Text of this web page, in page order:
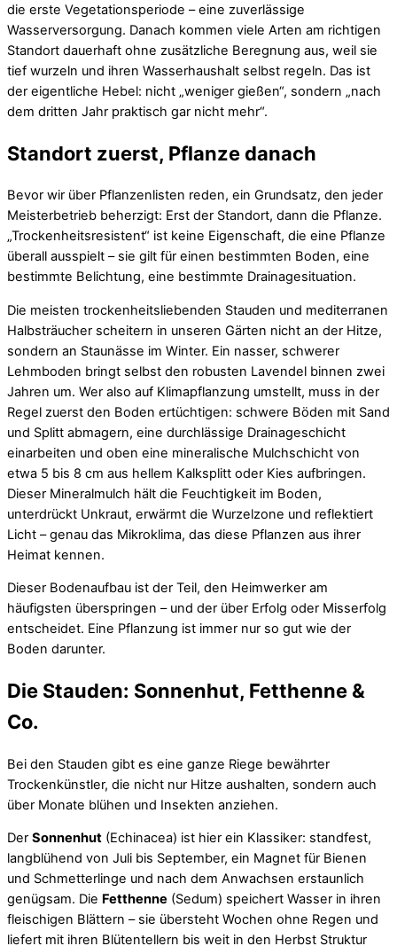
die erste Vegetationsperiode – eine zuverlässige
Wasserversorgung. Danach kommen viele Arten am richtigen
Standort dauerhaft ohne zusätzliche Beregnung aus, weil sie
tief wurzeln und ihren Wasserhaushalt selbst regeln. Das ist
der eigentliche Hebel: nicht „weniger gießen“, sondern „nach
dem dritten Jahr praktisch gar nicht mehr“.
Standort zuerst, Pflanze danach
Bevor wir über Pflanzenlisten reden, ein Grundsatz, den jeder
Meisterbetrieb beherzigt: Erst der Standort, dann die Pflanze.
„Trockenheitsresistent“ ist keine Eigenschaft, die eine Pflanze
überall ausspielt – sie gilt für einen bestimmten Boden, eine
bestimmte Belichtung, eine bestimmte Drainagesituation.
Die meisten trockenheitsliebenden Stauden und mediterranen
Halbsträucher scheitern in unseren Gärten nicht an der Hitze,
sondern an Staunässe im Winter. Ein nasser, schwerer
Lehmboden bringt selbst den robusten Lavendel binnen zwei
Jahren um. Wer also auf Klimapflanzung umstellt, muss in der
Regel zuerst den Boden ertüchtigen: schwere Böden mit Sand
und Splitt abmagern, eine durchlässige Drainageschicht
einarbeiten und oben eine mineralische Mulchschicht von
etwa 5 bis 8 cm aus hellem Kalksplitt oder Kies aufbringen.
Dieser Mineralmulch hält die Feuchtigkeit im Boden,
unterdrückt Unkraut, erwärmt die Wurzelzone und reflektiert
Licht – genau das Mikroklima, das diese Pflanzen aus ihrer
Heimat kennen.
Dieser Bodenaufbau ist der Teil, den Heimwerker am
häufigsten überspringen – und der über Erfolg oder Misserfolg
entscheidet. Eine Pflanzung ist immer nur so gut wie der
Boden darunter.
Die Stauden: Sonnenhut, Fetthenne &
Co.
Bei den Stauden gibt es eine ganze Riege bewährter
Trockenkünstler, die nicht nur Hitze aushalten, sondern auch
über Monate blühen und Insekten anziehen.
Der Sonnenhut (Echinacea) ist hier ein Klassiker: standfest,
langblühend von Juli bis September, ein Magnet für Bienen
und Schmetterlinge und nach dem Anwachsen erstaunlich
genügsam. Die Fetthenne (Sedum) speichert Wasser in ihren
fleischigen Blättern – sie übersteht Wochen ohne Regen und
liefert mit ihren Blütentellern bis weit in den Herbst Struktur